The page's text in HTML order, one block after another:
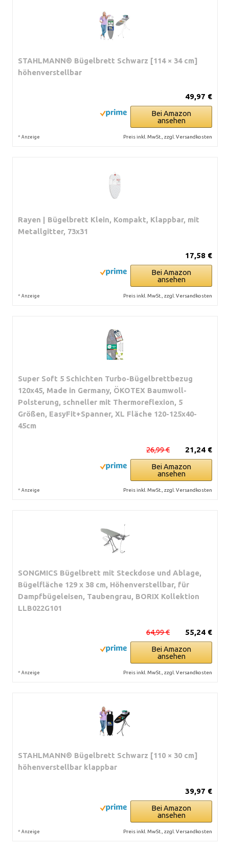
STAHLMANN® Bügelbrett Schwarz [114 × 34 cm]
höhenverstellbar
49,97 €
Bei Amazon
ansehen
* Anzeige Preis inkl. MwSt., zzgl. Versandkosten
Rayen | Bügelbrett Klein, Kompakt, Klappbar, mit
Metallgitter, 73x31
17,58 €
Bei Amazon
ansehen
* Anzeige Preis inkl. MwSt., zzgl. Versandkosten
Super Soft 5 Schichten Turbo-Bügelbrettbezug
120x45, Made in Germany, ÖKOTEX Baumwoll-
Polsterung, schneller mit Thermoreflexion, 5
Größen, EasyFit+Spanner, XL Fläche 120-125x40-
45cm
21,24 €
26,99 €
Bei Amazon
ansehen
* Anzeige Preis inkl. MwSt., zzgl. Versandkosten
SONGMICS Bügelbrett mit Steckdose und Ablage,
Bügelfläche 129 x 38 cm, Höhenverstellbar, für
Dampfbügeleisen, Taubengrau, BORIX Kollektion
LLB022G101
55,24 €
64,99 €
Bei Amazon
ansehen
* Anzeige Preis inkl. MwSt., zzgl. Versandkosten
STAHLMANN® Bügelbrett Schwarz [110 × 30 cm]
höhenverstellbar klappbar
39,97 €
Bei Amazon
ansehen
* Anzeige Preis inkl. MwSt., zzgl. Versandkosten